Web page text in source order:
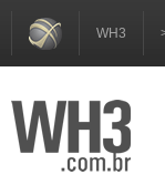
WH3